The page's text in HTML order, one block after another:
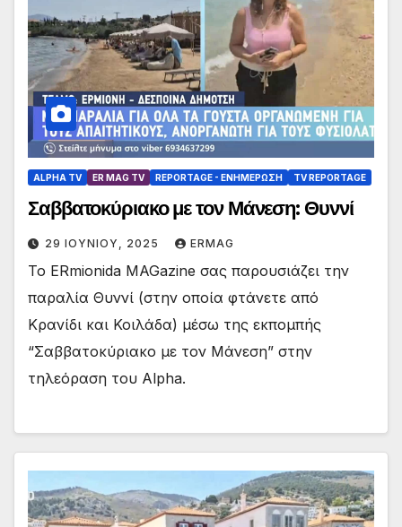
ALPHA TV ER MAG TV REPORTAGE - EΝΗΜΈΡΩΣΗ TV REPORTAGE
Σαββατοκύριακο με τον Μάνεση: Θυννί
29 ΙΟΥΝΊΟΥ, 2025 ERMAG
Το ERmionida MAGazine σας παρουσιάζει την
παραλία Θυννί (στην οποία φτάνετε από
Κρανίδι και Κοιλάδα) μέσω της εκπομπής
“Σαββατοκύριακο με τον Μάνεση” στην
τηλεόραση του Alpha.